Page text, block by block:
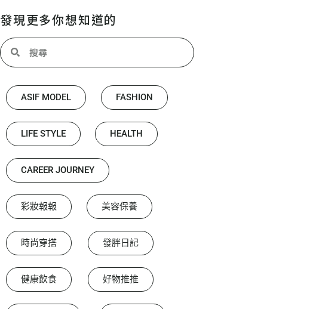
發現更多你想知道的
ASIF MODEL FASHION
LIFE STYLE HEALTH
CAREER JOURNEY
彩妝報報 美容保養
時尚穿搭 發胖日記
健康飲食 好物推推